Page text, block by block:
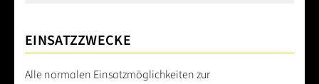
EINSATZZWECKE
Alle normalen Einsatzmöglichkeiten zur